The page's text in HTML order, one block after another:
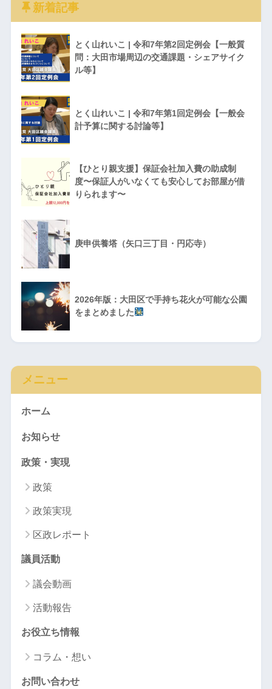
新着記事
とく山れいこ | 令和7年第2回定例会【一般質
問：大田市場周辺の交通課題・シェアサイク
ル等】
とく山れいこ | 令和7年第1回定例会【一般会
計予算に関する討論等】
【ひとり親支援】保証会社加入費の助成制
度〜保証人がいなくても安心してお部屋が借
りられます〜
庚申供養塔（矢口三丁目・円応寺）
2026年版：大田区で手持ち花火が可能な公園
をまとめました
メニュー
ホーム
お知らせ
政策・実現
政策
政策実現
区政レポート
議員活動
議会動画
活動報告
お役立ち情報
コラム・想い
お問い合わせ